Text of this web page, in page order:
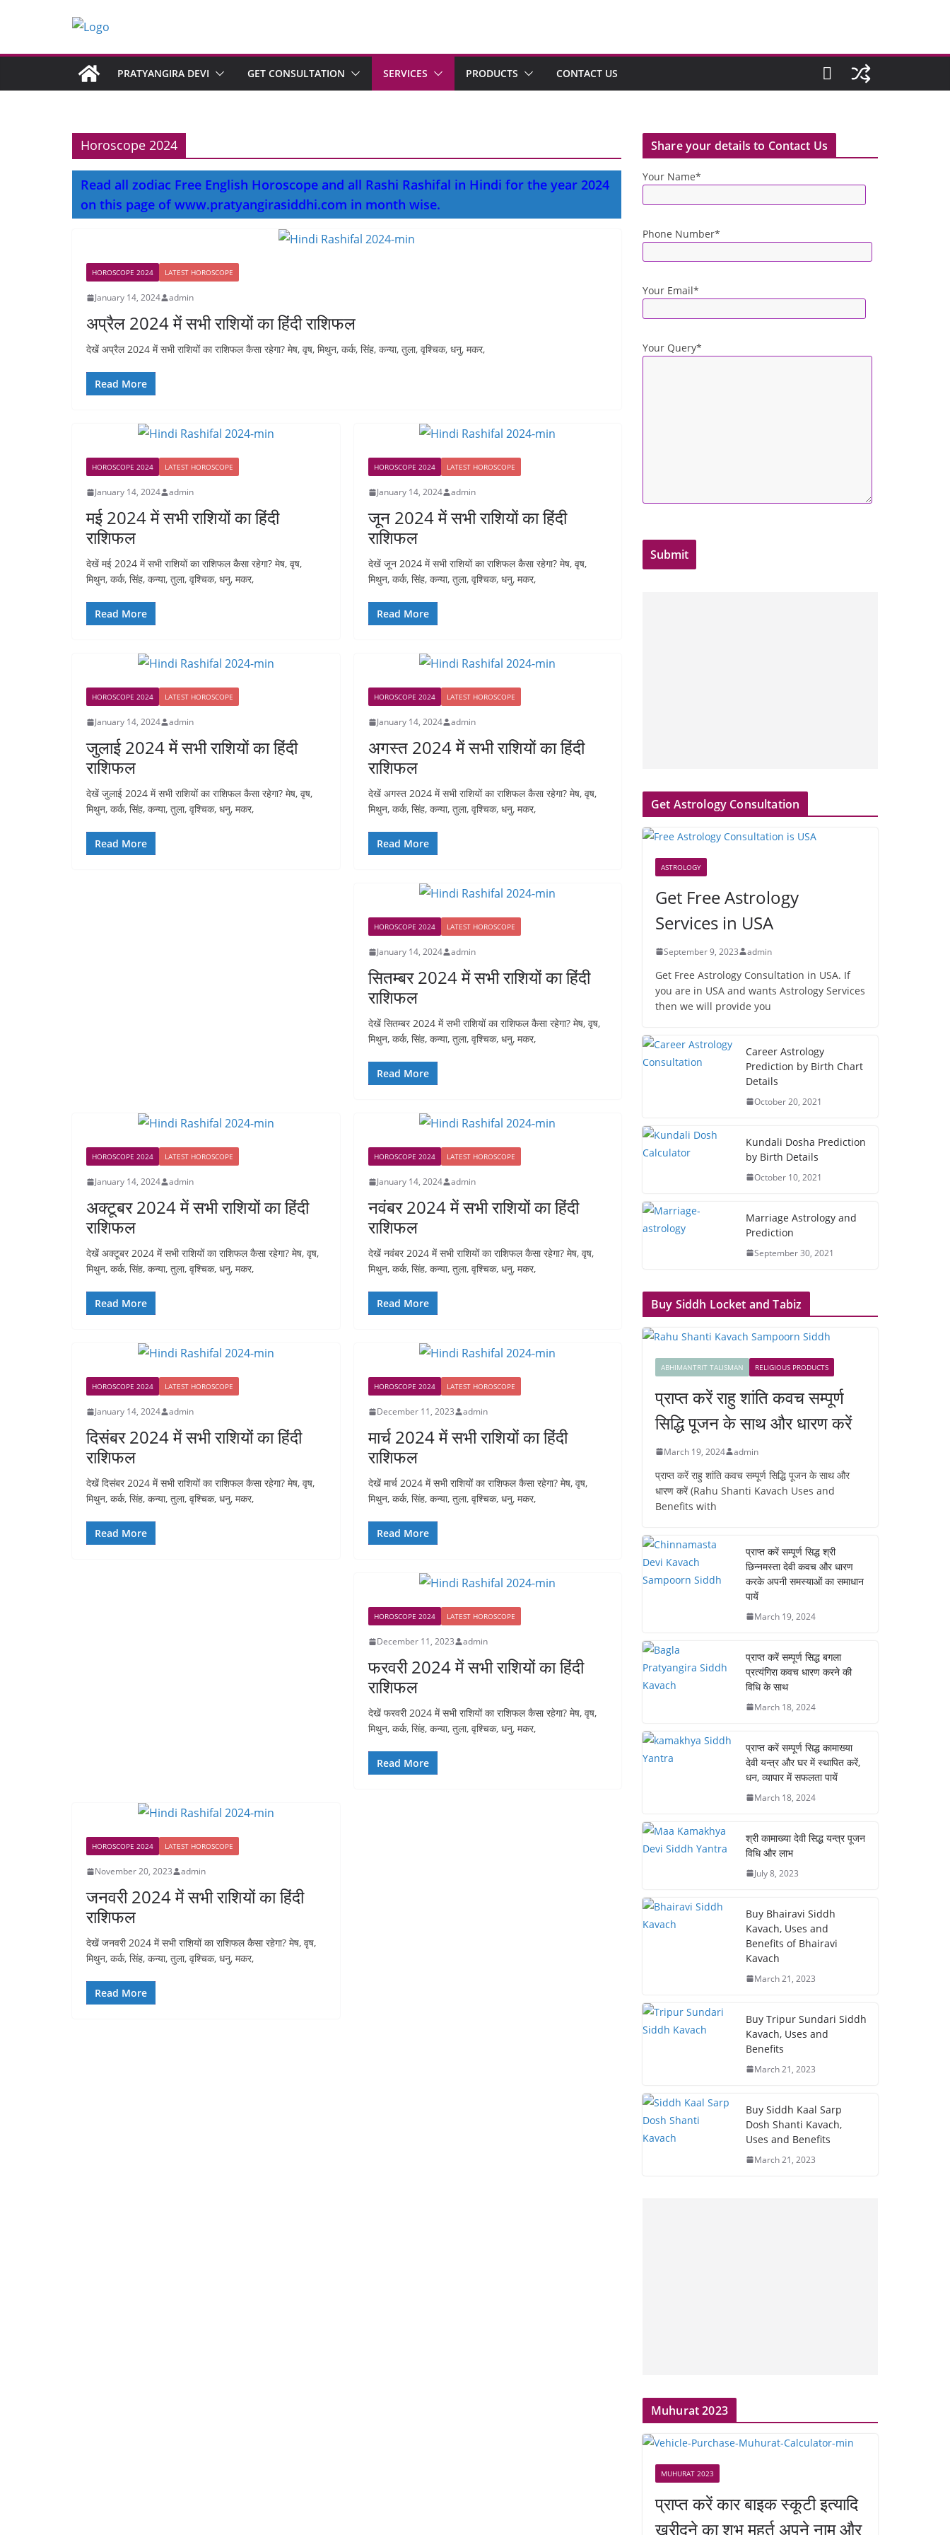
PRATYANGIRA DEVI GET CONSULTATION SERVICES PRODUCTS CONTACT US
Horoscope 2024
Read all zodiac Free English Horoscope and all Rashi Rashifal in Hindi for the year 2024
on this page of www.pratyangirasiddhi.com in month wise.
HOROSCOPE 2024 LATEST HOROSCOPE
January 14, 2024 admin
अप्रैल 2024 में सभी राशियों का हिंदी राशिफल
देखें अप्रैल 2024 में सभी राशियों का राशिफल कैसा रहेगा? मेष, वृष, मिथुन, कर्क, सिंह, कन्या, तुला, वृश्चिक, धनु, मकर,
Read More
HOROSCOPE 2024 LATEST HOROSCOPE
January 14, 2024 admin
मई 2024 में सभी राशियों का हिंदी
राशिफल
देखें मई 2024 में सभी राशियों का राशिफल कैसा रहेगा? मेष, वृष,
मिथुन, कर्क, सिंह, कन्या, तुला, वृश्चिक, धनु, मकर,
Read More
HOROSCOPE 2024 LATEST HOROSCOPE
January 14, 2024 admin
जून 2024 में सभी राशियों का हिंदी
राशिफल
देखें जून 2024 में सभी राशियों का राशिफल कैसा रहेगा? मेष, वृष,
मिथुन, कर्क, सिंह, कन्या, तुला, वृश्चिक, धनु, मकर,
Read More
HOROSCOPE 2024 LATEST HOROSCOPE
January 14, 2024 admin
जुलाई 2024 में सभी राशियों का हिंदी
राशिफल
देखें जुलाई 2024 में सभी राशियों का राशिफल कैसा रहेगा? मेष, वृष,
मिथुन, कर्क, सिंह, कन्या, तुला, वृश्चिक, धनु, मकर,
Read More
HOROSCOPE 2024 LATEST HOROSCOPE
January 14, 2024 admin
अगस्त 2024 में सभी राशियों का हिंदी
राशिफल
देखें अगस्त 2024 में सभी राशियों का राशिफल कैसा रहेगा? मेष, वृष,
मिथुन, कर्क, सिंह, कन्या, तुला, वृश्चिक, धनु, मकर,
Read More
HOROSCOPE 2024 LATEST HOROSCOPE
January 14, 2024 admin
सितम्बर 2024 में सभी राशियों का हिंदी
राशिफल
देखें सितम्बर 2024 में सभी राशियों का राशिफल कैसा रहेगा? मेष, वृष,
मिथुन, कर्क, सिंह, कन्या, तुला, वृश्चिक, धनु, मकर,
Read More
HOROSCOPE 2024 LATEST HOROSCOPE
January 14, 2024 admin
अक्टूबर 2024 में सभी राशियों का हिंदी
राशिफल
देखें अक्टूबर 2024 में सभी राशियों का राशिफल कैसा रहेगा? मेष, वृष,
मिथुन, कर्क, सिंह, कन्या, तुला, वृश्चिक, धनु, मकर,
Read More
HOROSCOPE 2024 LATEST HOROSCOPE
January 14, 2024 admin
नवंबर 2024 में सभी राशियों का हिंदी
राशिफल
देखें नवंबर 2024 में सभी राशियों का राशिफल कैसा रहेगा? मेष, वृष,
मिथुन, कर्क, सिंह, कन्या, तुला, वृश्चिक, धनु, मकर,
Read More
HOROSCOPE 2024 LATEST HOROSCOPE
January 14, 2024 admin
दिसंबर 2024 में सभी राशियों का हिंदी
राशिफल
देखें दिसंबर 2024 में सभी राशियों का राशिफल कैसा रहेगा? मेष, वृष,
मिथुन, कर्क, सिंह, कन्या, तुला, वृश्चिक, धनु, मकर,
Read More
HOROSCOPE 2024 LATEST HOROSCOPE
December 11, 2023 admin
मार्च 2024 में सभी राशियों का हिंदी
राशिफल
देखें मार्च 2024 में सभी राशियों का राशिफल कैसा रहेगा? मेष, वृष,
मिथुन, कर्क, सिंह, कन्या, तुला, वृश्चिक, धनु, मकर,
Read More
HOROSCOPE 2024 LATEST HOROSCOPE
December 11, 2023 admin
फरवरी 2024 में सभी राशियों का हिंदी
राशिफल
देखें फरवरी 2024 में सभी राशियों का राशिफल कैसा रहेगा? मेष, वृष,
मिथुन, कर्क, सिंह, कन्या, तुला, वृश्चिक, धनु, मकर,
Read More
HOROSCOPE 2024 LATEST HOROSCOPE
November 20, 2023 admin
जनवरी 2024 में सभी राशियों का हिंदी
राशिफल
देखें जनवरी 2024 में सभी राशियों का राशिफल कैसा रहेगा? मेष, वृष,
मिथुन, कर्क, सिंह, कन्या, तुला, वृश्चिक, धनु, मकर,
Read More
Share your details to Contact Us
Your Name*
Phone Number*
Your Email*
Your Query*
Get Astrology Consultation
ASTROLOGY
Get Free Astrology
Services in USA
September 9, 2023 admin
Get Free Astrology Consultation in USA. If
you are in USA and wants Astrology Services
then we will provide you
Career Astrology
Prediction by Birth Chart
Details
October 20, 2021
Kundali Dosha Prediction
by Birth Details
October 10, 2021
Marriage Astrology and
Prediction
September 30, 2021
Buy Siddh Locket and Tabiz
ABHIMANTRIT TALISMAN RELIGIOUS PRODUCTS
प्राप्त करें राहु शांति कवच सम्पूर्ण
सिद्धि पूजन के साथ और धारण करें
March 19, 2024 admin
प्राप्त करें राहु शांति कवच सम्पूर्ण सिद्धि पूजन के साथ और
धारण करें (Rahu Shanti Kavach Uses and
Benefits with
प्राप्त करें सम्पूर्ण सिद्ध श्री
छिन्नमस्ता देवी कवच और धारण
करके अपनी समस्याओं का समाधान
पायें
March 19, 2024
प्राप्त करें सम्पूर्ण सिद्ध बगला
प्रत्यंगिरा कवच धारण करने की
विधि के साथ
March 18, 2024
प्राप्त करें सम्पूर्ण सिद्ध कामाख्या
देवी यन्त्र और घर में स्थापित करें,
धन, व्यापार में सफलता पायें
March 18, 2024
श्री कामाख्या देवी सिद्ध यन्त्र पूजन
विधि और लाभ
July 8, 2023
Buy Bhairavi Siddh
Kavach, Uses and
Benefits of Bhairavi
Kavach
March 21, 2023
Buy Tripur Sundari Siddh
Kavach, Uses and
Benefits
March 21, 2023
Buy Siddh Kaal Sarp
Dosh Shanti Kavach,
Uses and Benefits
March 21, 2023
Muhurat 2023
MUHURAT 2023
प्राप्त करें कार बाइक स्कूटी इत्यादि
खरीदने का शुभ मुहूर्त अपने नाम और